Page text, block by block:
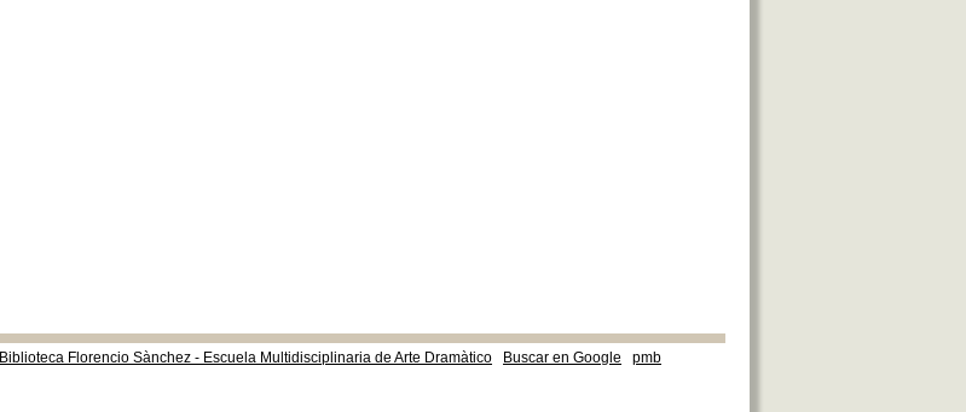
Biblioteca Florencio Sànchez - Escuela Multidisciplinaria de Arte Dramàtico Buscar en Google pmb